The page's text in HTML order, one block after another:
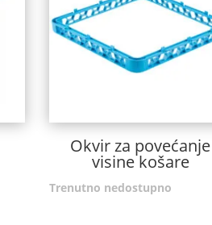
Okvir za povećanje
visine košare
Trenutno nedostupno